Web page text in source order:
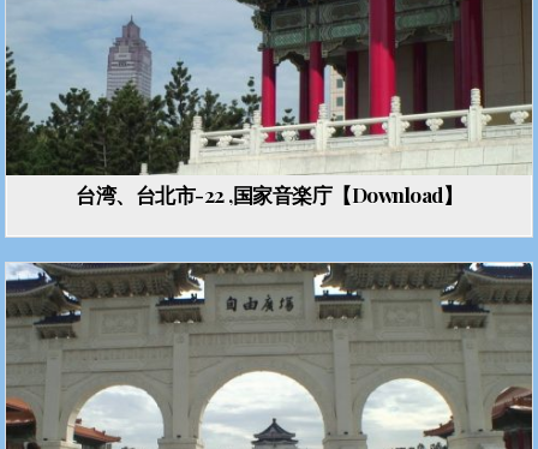
台湾、台北市-22 ,国家音楽庁【Download】